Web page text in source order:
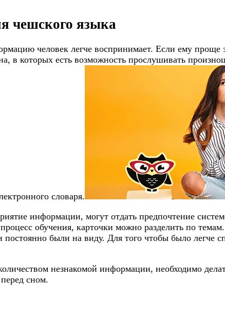
чешского языка
человек легче воспринимает. Если ему проще
в которых есть возможность прослушивать
словаря.
информации, могут отдать предпочтение
обучения, карточки можно разделить по
были на виду. Для того чтобы было легче
незнакомой информации, необходимо
сном.